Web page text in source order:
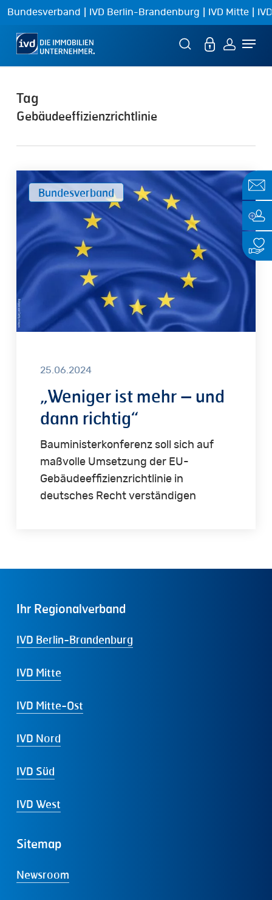
Skip
main
Bundesverband | IVD Berlin-Brandenburg | IVD Mitte |
Tag
Gebäudeeffizienzrichtlinie
„Weniger
ist
und
dann
richtig“
Bundesverband
25.06.2024
„Weniger ist mehr – und
dann richtig“
Bauministerkonferenz soll sich auf
maßvolle Umsetzung der EU-
Gebäudeeffizienzrichtlinie in
deutsches Recht verständigen
Ihr Regionalverband
IVD Berlin-Brandenburg
IVD Mitte
IVD Mitte-Ost
IVD Nord
IVD Süd
IVD West
Sitemap
Newsroom